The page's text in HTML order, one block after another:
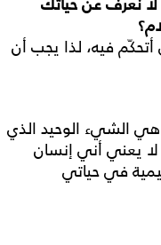
فيه، لذا يجب أن
الشيء الوحيد الذي
يعني أني إنسان
في حياتي